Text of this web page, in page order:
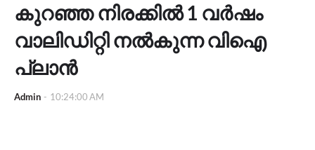
കുറഞ്ഞ നിരക്കിൽ 1 വർഷം
വാലിഡിറ്റി നൽകുന്ന വിഐ
പ്ലാൻ
Admin - 10:24:00 AM